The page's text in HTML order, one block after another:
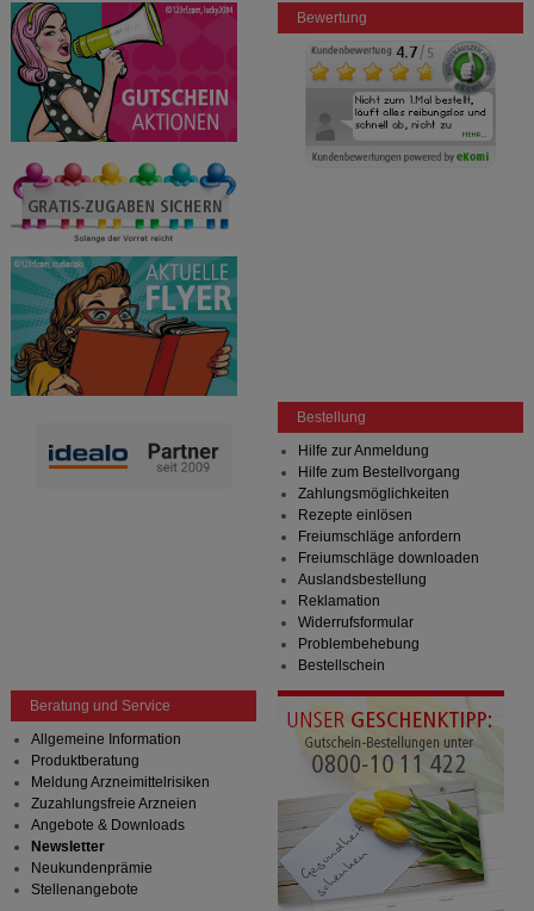
Bewertung
Bestellung
Hilfe zur Anmeldung
Hilfe zum Bestellvorgang
Zahlungsmöglichkeiten
Rezepte einlösen
Freiumschläge anfordern
Freiumschläge downloaden
Auslandsbestellung
Reklamation
Widerrufsformular
Problembehebung
Bestellschein
Beratung und Service
Allgemeine Information
Produktberatung
Meldung Arzneimittelrisiken
Zuzahlungsfreie Arzneien
Angebote & Downloads
Newsletter
Neukundenprämie
Stellenangebote